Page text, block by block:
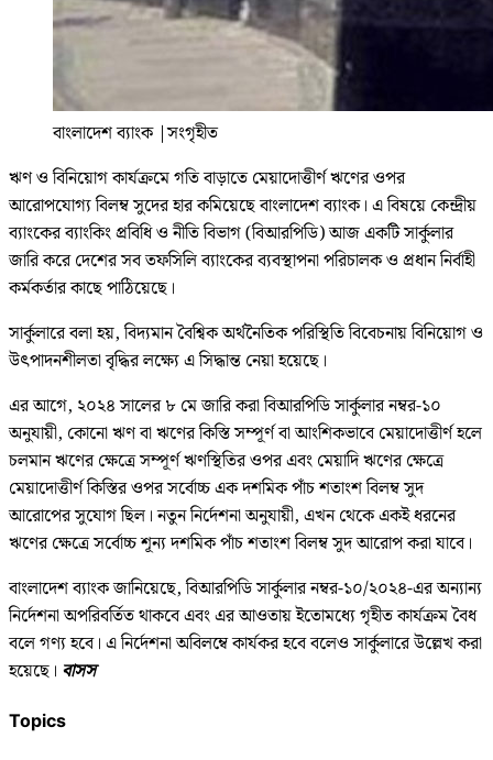
বাংলাদেশ ব্যাংক |সংগৃহীত
ঋণ ও বিনিয়োগ কার্যক্রমে গতি বাড়াতে মেয়াদোত্তীর্ণ ঋণের ওপর
আরোপযোগ্য বিলম্ব সুদের হার কমিয়েছে বাংলাদেশ ব্যাংক। এ বিষয়ে কেন্দ্রীয়
ব্যাংকের ব্যাংকিং প্রবিধি ও নীতি বিভাগ (বিআরপিডি) আজ একটি সার্কুলার
জারি করে দেশের সব তফসিলি ব্যাংকের ব্যবস্থাপনা পরিচালক ও প্রধান নির্বাহী
কর্মকর্তার কাছে পাঠিয়েছে।
সার্কুলারে বলা হয়, বিদ্যমান বৈশ্বিক অর্থনৈতিক পরিস্থিতি বিবেচনায় বিনিয়োগ ও
উৎপাদনশীলতা বৃদ্ধির লক্ষ্যে এ সিদ্ধান্ত নেয়া হয়েছে।
এর আগে, ২০২৪ সালের ৮ মে জারি করা বিআরপিডি সার্কুলার নম্বর-১০
অনুযায়ী, কোনো ঋণ বা ঋণের কিস্তি সম্পূর্ণ বা আংশিকভাবে মেয়াদোত্তীর্ণ হলে
চলমান ঋণের ক্ষেত্রে সম্পূর্ণ ঋণস্থিতির ওপর এবং মেয়াদি ঋণের ক্ষেত্রে
মেয়াদোত্তীর্ণ কিস্তির ওপর সর্বোচ্চ এক দশমিক পাঁচ শতাংশ বিলম্ব সুদ
আরোপের সুযোগ ছিল। নতুন নির্দেশনা অনুযায়ী, এখন থেকে একই ধরনের
ঋণের ক্ষেত্রে সর্বোচ্চ শূন্য দশমিক পাঁচ শতাংশ বিলম্ব সুদ আরোপ করা যাবে।
বাংলাদেশ ব্যাংক জানিয়েছে, বিআরপিডি সার্কুলার নম্বর-১০/২০২৪-এর অন্যান্য
নির্দেশনা অপরিবর্তিত থাকবে এবং এর আওতায় ইতোমধ্যে গৃহীত কার্যক্রম বৈধ
বলে গণ্য হবে। এ নির্দেশনা অবিলম্বে কার্যকর হবে বলেও সার্কুলারে উল্লেখ করা
হয়েছে। বাসস
Topics